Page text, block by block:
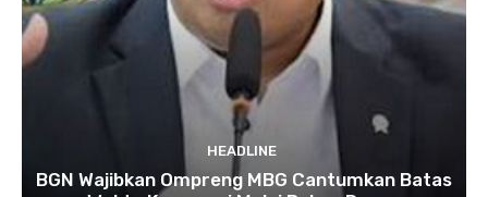
HEADLINE
BGN Wajibkan Ompreng MBG Cantumkan Batas